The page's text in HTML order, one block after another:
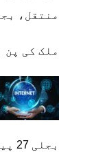
منتقل،
ملک کی پن
بجلی 27 پیسے فی یونٹ مہنگی ہو گئی